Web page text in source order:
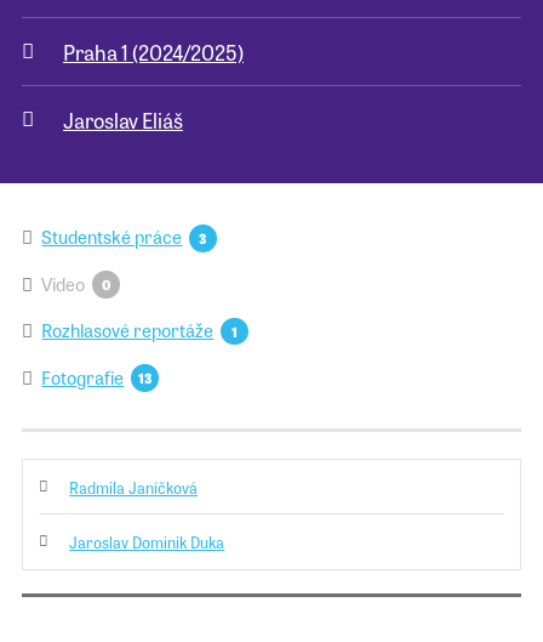
Praha 1 (2024/2025)
Jaroslav Eliáš
Studentské práce 3
Video 0
Rozhlasové reportáže 1
Fotografie 13
Radmila Janíčková
Jaroslav Dominik Duka